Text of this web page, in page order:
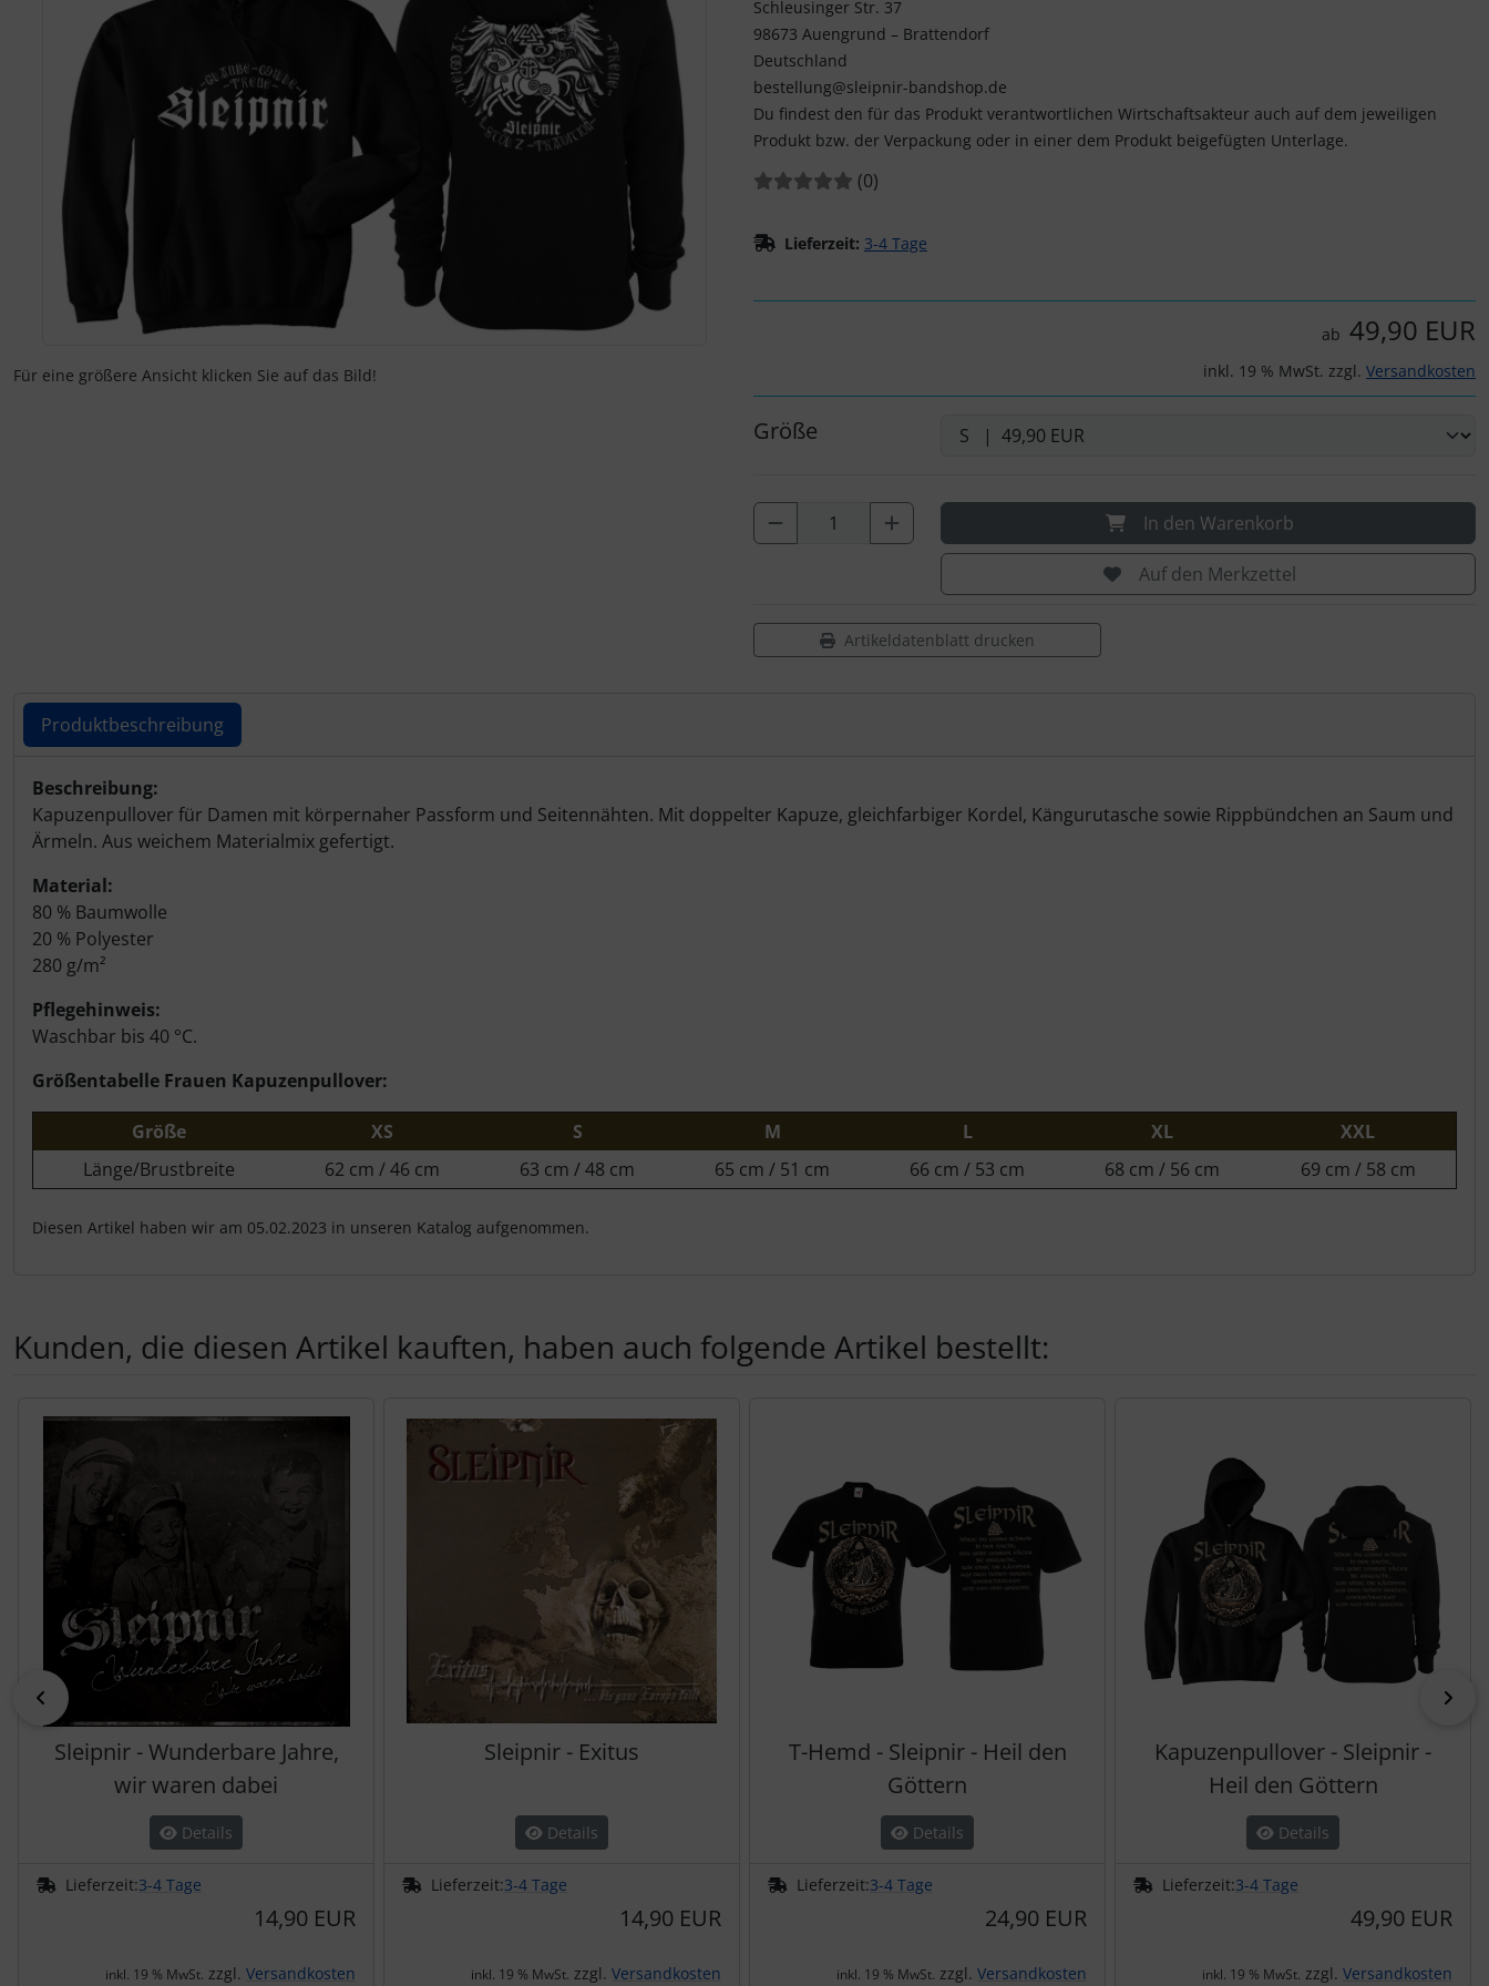
Schleusinger Str. 37
98673 Auengrund – Brattendorf
Deutschland
bestellung@sleipnir-bandshop.de
Du findest den für das Produkt verantwortlichen Wirtschaftsakteur auch auf dem jeweiligen
Produkt bzw. der Verpackung oder in einer dem Produkt beigefügten Unterlage.
Bewertungen:
(0Bewertungen
)
Lieferzeit: 3-4 Tage
Für eine größere Ansicht klicken Sie auf das Bild!
ab 49,90 EUR
inkl. 19 % MwSt. zzgl. Versandkosten
Größe
In den Warenkorb
Auf den Merkzettel
Artikeldatenblatt drucken
Produktbeschreibung
Produktbeschreibung
Beschreibung:
Kapuzenpullover für Damen mit körpernaher Passform und Seitennähten. Mit doppelter Kapuze, gleichfarbiger Kordel, Kängurutasche sowie Rippbündchen an Saum und
Ärmeln. Aus weichem Materialmix gefertigt.
Material:
80 % Baumwolle
20 % Polyester
280 g/m²
Pflegehinweis:
Waschbar bis 40 °C.
Größentabelle Frauen Kapuzenpullover:
Größe XS S M L XL
XXL
Länge/Brustbreite
62 cm / 46 cm 63 cm / 48 cm 65 cm / 51 cm 66 cm / 53 cm 68 cm / 56 cm 69 cm / 58 cm
Diesen Artikel haben wir am 05.02.2023 in unseren Katalog aufgenommen.
Kunden, die diesen Artikel kauften, haben auch folgende Artikel bestellt:
zurück
Sleipnir - Wunderbare Jahre,
wir waren dabei
Details
Lieferzeit:3-4 Tage
14,90 EUR
inkl. 19 % MwSt. zzgl. Versandkosten
Sleipnir - Exitus
Details
Lieferzeit:3-4 Tage
14,90 EUR
inkl. 19 % MwSt. zzgl. Versandkosten
T-Hemd - Sleipnir - Heil den
Göttern
Details
Lieferzeit:3-4 Tage
24,90 EUR
inkl. 19 % MwSt. zzgl. Versandkosten
Kapuzenpullover - Sleipnir -
Heil den Göttern
Details
Lieferzeit:3-4 Tage
49,90 EUR
inkl. 19 % MwSt. zzgl. Versandkosten